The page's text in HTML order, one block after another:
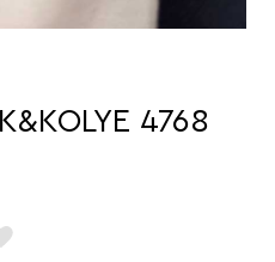
4768